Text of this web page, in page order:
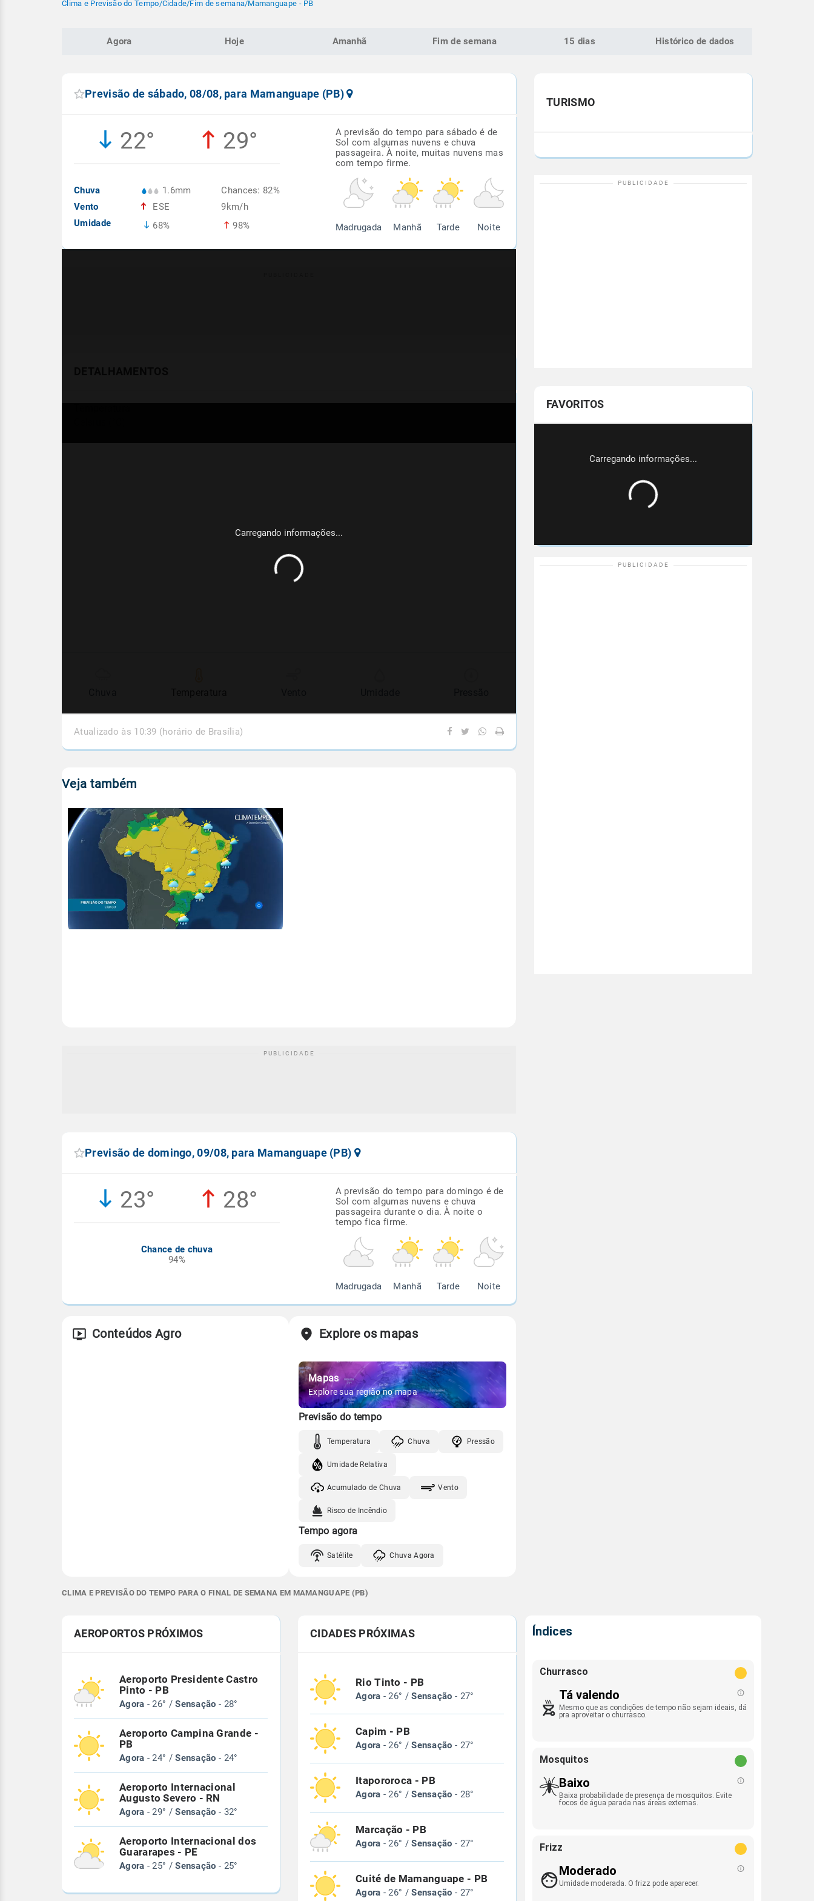
Clima e Previsão do Tempo/Cidade/Fim de semana/Mamanguape - PB
Agora Hoje Amanhã Fim de semana 15 dias Histórico de dados
Previsão de sábado, 08/08, para Mamanguape (PB)
22° 29°
Chuva
Vento
Umidade
1.6mm
ESE
68%
Chances: 82%
9km/h
98%
A previsão do tempo para sábado é de
Sol com algumas nuvens e chuva
passageira. À noite, muitas nuvens mas
com tempo firme.
Madrugada Manhã Tarde Noite
Atualizado às 10:39 (horário de Brasília)
Veja também
Previsão de domingo, 09/08, para Mamanguape (PB)
23° 28°
Chance de chuva
94%
A previsão do tempo para domingo é de
Sol com algumas nuvens e chuva
passageira durante o dia. À noite o
tempo fica firme.
Madrugada Manhã Tarde Noite
Conteúdos Agro Explore os mapas
Mapas
Explore sua região no mapa
Previsão do tempo
Temperatura Chuva Pressão
Umidade Relativa
Acumulado de Chuva Vento
Risco de Incêndio
Tempo agora
Satélite Chuva Agora
TURISMO
FAVORITOS
CLIMA E PREVISÃO DO TEMPO PARA O FINAL DE SEMANA EM MAMANGUAPE (PB)
AEROPORTOS PRÓXIMOS
Aeroporto Presidente Castro
Pinto - PB
Agora - 26° /Sensação - 28°
Aeroporto Campina Grande -
PB
Agora - 24° /Sensação - 24°
Aeroporto Internacional
Augusto Severo - RN
Agora - 29° /Sensação - 32°
Aeroporto Internacional dos
Guararapes - PE
Agora - 25° /Sensação - 25°
CIDADES PRÓXIMAS
Rio Tinto - PB
Agora - 26° /Sensação - 27°
Capim - PB
Agora - 26° /Sensação - 27°
Itapororoca - PB
Agora - 26° /Sensação - 28°
Marcação - PB
Agora - 26° /Sensação - 27°
Cuité de Mamanguape - PB
Agora - 26° /Sensação - 27°
Índices
Churrasco
Tá valendo
Mesmo que as condições de tempo não sejam ideais, dá
pra aproveitar o churrasco.
Mosquitos
Baixo
Baixa probabilidade de presença de mosquitos. Evite
focos de água parada nas áreas externas.
Frizz
Moderado
Umidade moderada. O frizz pode aparecer.